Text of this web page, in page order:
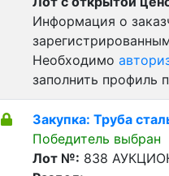
Информация о
Необходимо
заполнить профиль
Закупка: Труба
Победитель выбран
Лот №: 838